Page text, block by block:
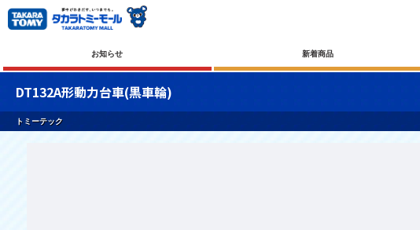
お知らせ 新着商品
DT132A形動力台車(黒車輪)
トミーテック